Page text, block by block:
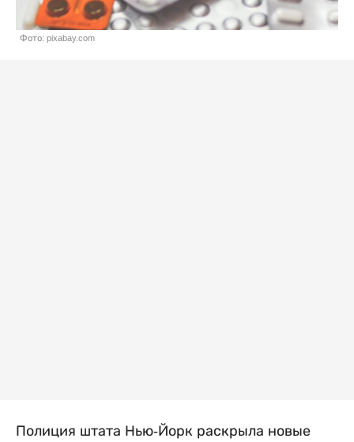
Фото: pixabay.com
Полиция штата Нью-Йорк раскрыла новые